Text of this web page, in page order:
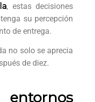
, estas decisiones
su percepción
de entrega.
no solo se aprecia
de diez.